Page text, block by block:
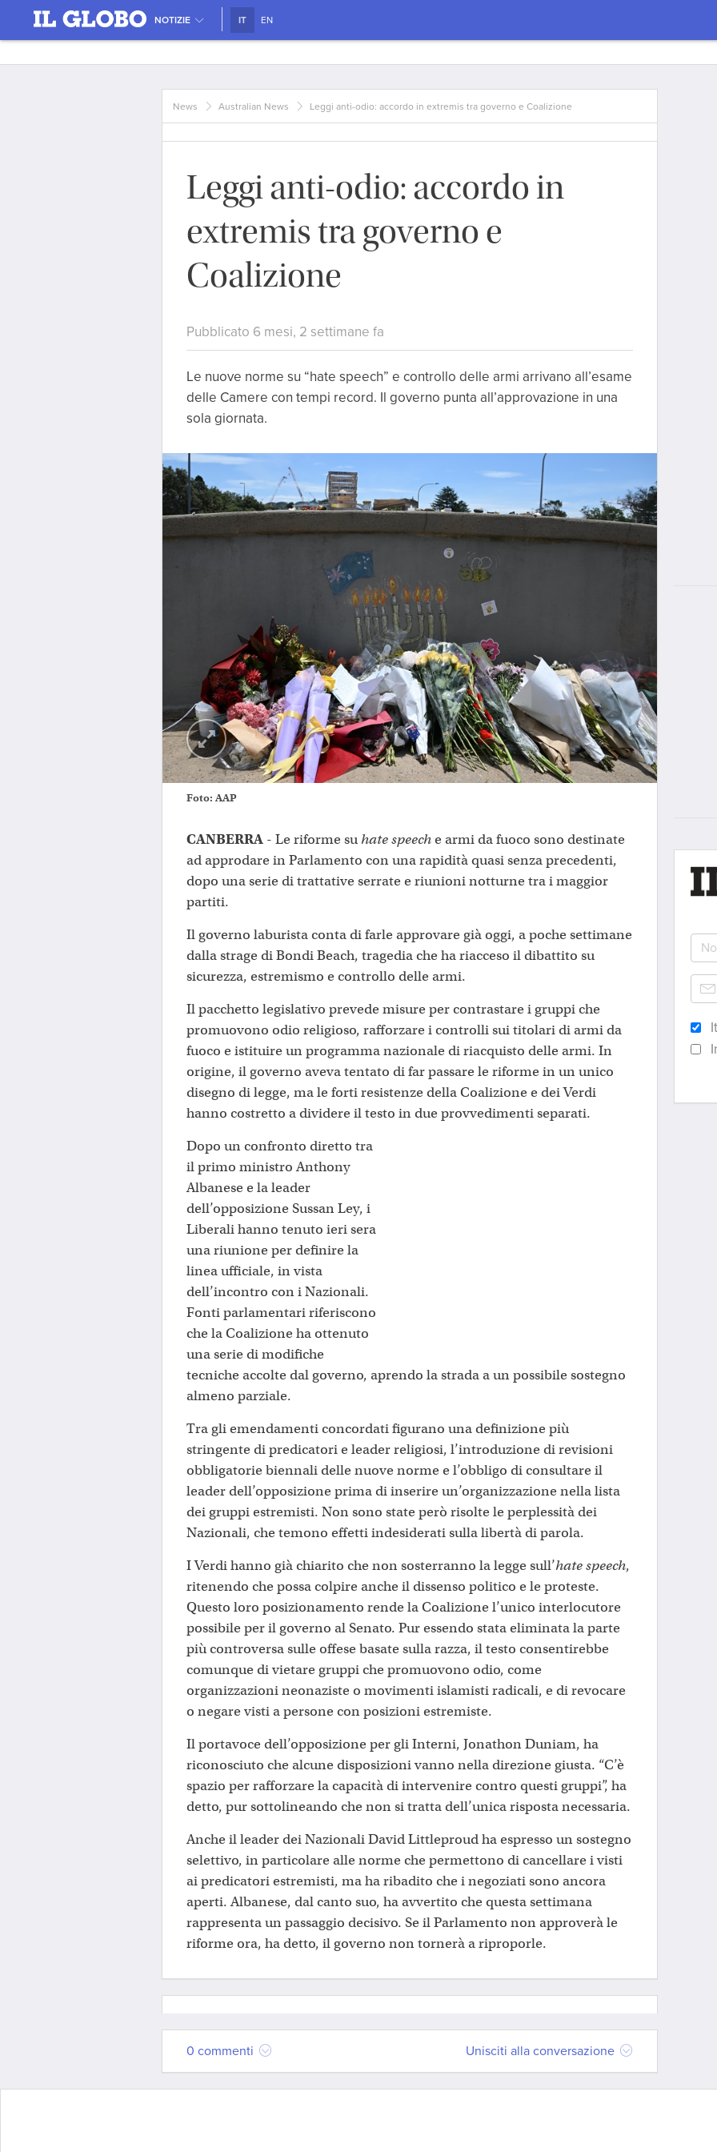
NOTIZIE IT EN
News Australian News Leggi anti-odio: accordo in extremis tra governo e Coalizione
Leggi anti-odio: accordo in
extremis tra governo e
Coalizione
Pubblicato 6 mesi, 2 settimane fa
Le nuove norme su “hate speech” e controllo delle armi arrivano all’esame
delle Camere con tempi record. Il governo punta all’approvazione in una
sola giornata.
Foto: AAP
CANBERRA - Le riforme suhate speeche armi da fuoco sono destinate
ad approdare in Parlamento con una rapidità quasi senza precedenti,
dopo una serie di trattative serrate e riunioni notturne tra i maggior
partiti.
Il governo laburista conta di farle approvare già oggi, a poche settimane
dalla strage di Bondi Beach, tragedia che ha riacceso il dibattito su
sicurezza, estremismo e controllo delle armi.
Il pacchetto legislativo prevede misure per contrastare i gruppi che
promuovono odio religioso, rafforzare i controlli sui titolari di armi da
fuoco e istituire un programma nazionale di riacquisto delle armi. In
origine, il governo aveva tentato di far passare le riforme in un unico
disegno di legge, ma le forti resistenze della Coalizione e dei Verdi
hanno costretto a dividere il testo in due provvedimenti separati.
Dopo un confronto diretto tra
il primo ministro Anthony
Albanese e la leader
dell’opposizione Sussan Ley, i
Liberali hanno tenuto ieri sera
una riunione per definire la
linea ufficiale, in vista
dell’incontro con i Nazionali.
Fonti parlamentari riferiscono
che la Coalizione ha ottenuto
una serie di modifiche
tecniche accolte dal governo, aprendo la strada a un possibile sostegno
almeno parziale.
Tra gli emendamenti concordati figurano una definizione più
stringente di predicatori e leader religiosi, l’introduzione di revisioni
obbligatorie biennali delle nuove norme e l’obbligo di consultare il
leader dell’opposizione prima di inserire un’organizzazione nella lista
dei gruppi estremisti. Non sono state però risolte le perplessità dei
Nazionali, che temono effetti indesiderati sulla libertà di parola.
I Verdi hanno già chiarito che non sosterranno la legge sull’hate speech,
ritenendo che possa colpire anche il dissenso politico e le proteste.
Questo loro posizionamento rende la Coalizione l’unico interlocutore
possibile per il governo al Senato. Pur essendo stata eliminata la parte
più controversa sulle offese basate sulla razza, il testo consentirebbe
comunque di vietare gruppi che promuovono odio, come
organizzazioni neonaziste o movimenti islamisti radicali, e di revocare
o negare visti a persone con posizioni estremiste.
Il portavoce dell’opposizione per gli Interni, Jonathon Duniam, ha
riconosciuto che alcune disposizioni vanno nella direzione giusta. “C’è
spazio per rafforzare la capacità di intervenire contro questi gruppi”, ha
detto, pur sottolineando che non si tratta dell’unica risposta necessaria.
Anche il leader dei Nazionali David Littleproud ha espresso un sostegno
selettivo, in particolare alle norme che permettono di cancellare i visti
ai predicatori estremisti, ma ha ribadito che i negoziati sono ancora
aperti. Albanese, dal canto suo, ha avvertito che questa settimana
rappresenta un passaggio decisivo. Se il Parlamento non approverà le
riforme ora, ha detto, il governo non tornerà a riproporle.
0 commenti Unisciti alla conversazione